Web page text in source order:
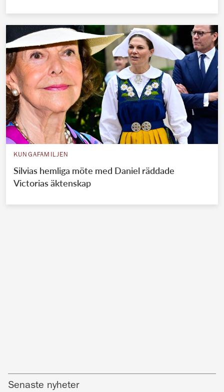
KUNGAFAMILJEN
Silvias hemliga möte med Daniel räddade
Victorias äktenskap
Senaste nyheter